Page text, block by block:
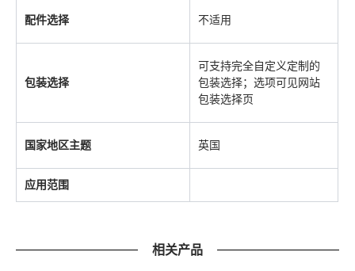
配件选择 不适用
包装选择
可支持完全自定义定制的
包装选择；选项可见网站
包装选择页
国家地区主题 英国
应用范围
相关产品